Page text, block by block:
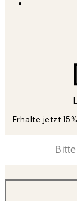
Erhalte jetzt